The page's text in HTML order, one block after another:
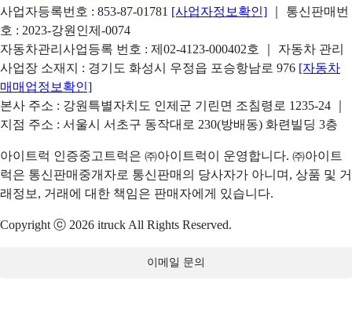
사업자등록번호 : 853-87-01781 [사업자정보확인]
｜ 통신판매번
호 : 2023-강원인제-0074
자동차관리사업등록 번호 : 제02-4123-000402호 ｜ 자동차 관리
사업장 소재지 : 경기도 화성시 우정읍 포승항남로 976 [자동차
매매업정보확인]
본사 주소 : 강원특별자치도 인제군 기린면 조침령로 1235-24 ｜
지점 주소 : 서울시 서초구 동작대로 230(방배동) 화련빌딩 3층
아이트럭 인증중고트럭은 ㈜아이트럭이 운영합니다. ㈜아이트
럭은 통신판매중개자로 통신판매의 당사자가 아니며, 상품 및 거
래정보, 거래에 대한 책임은 판매자에게 있습니다.
Copyright ⓒ 2026 itruck All Rights Reserved.
이메일 문의